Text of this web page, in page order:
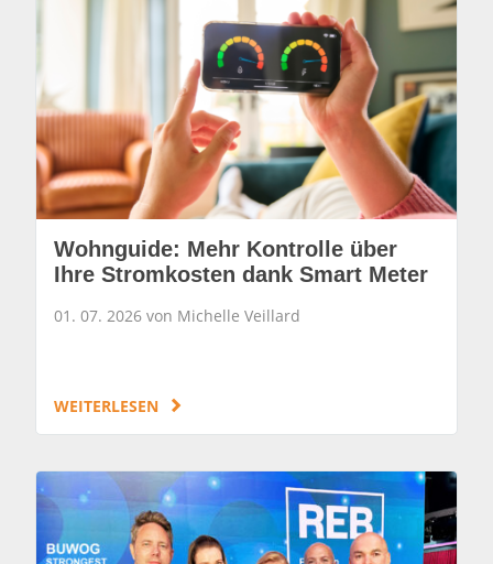
Wohnguide: Mehr Kontrolle über
Ihre Stromkosten dank Smart Meter
01. 07. 2026 von Michelle Veillard
WEITERLESEN